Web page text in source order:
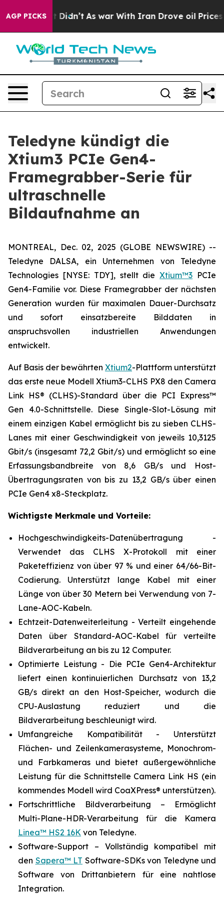
AGP PICKS
Well, it Didn’t As war With Iran Drove oil Prices
Teledyne kündigt die
Xtium3 PCIe Gen4-
Framegrabber-Serie für
ultraschnelle
Bildaufnahme an
MONTREAL, Dec. 02, 2025 (GLOBE NEWSWIRE) --
Teledyne DALSA, ein Unternehmen von Teledyne
Technologies [NYSE: TDY], stellt dieXtium™3 PCIe
Gen4-Familie vor. Diese Framegrabber der nächsten
Generation wurden für maximalen Dauer-Durchsatz
und sofort einsatzbereite Bilddaten in
anspruchsvollen industriellen Anwendungen
entwickelt.
Auf Basis der bewährten Xtium2-Plattform unterstützt
das erste neue Modell Xtium3-CLHS PX8 den Camera
Link HS® (CLHS)-Standard über die PCI Express™
Gen 4.0-Schnittstelle. Diese Single-Slot-Lösung mit
einem einzigen Kabel ermöglicht bis zu sieben CLHS-
Lanes mit einer Geschwindigkeit von jeweils 10,3125
Gbit/s (insgesamt 72,2 Gbit/s) und ermöglicht so eine
Erfassungsbandbreite von 8,6 GB/s und Host-
Übertragungsraten von bis zu 13,2 GB/s über einen
PCIe Gen4 x8-Steckplatz.
Wichtigste Merkmale und Vorteile:
Hochgeschwindigkeits-Datenübertragung -
Verwendet das CLHS X-Protokoll mit einer
Paketeffizienz von über 97 % und einer 64/66-Bit-
Codierung. Unterstützt lange Kabel mit einer
Länge von über 30 Metern bei Verwendung von 7-
Lane-AOC-Kabeln.
Echtzeit-Datenweiterleitung - Verteilt eingehende
Daten über Standard-AOC-Kabel für verteilte
Bildverarbeitung an bis zu 12 Computer.
Optimierte Leistung - Die PCIe Gen4-Architektur
liefert einen kontinuierlichen Durchsatz von 13,2
GB/s direkt an den Host-Speicher, wodurch die
CPU-Auslastung reduziert und die
Bildverarbeitung beschleunigt wird.
Umfangreiche Kompatibilität - Unterstützt
Flächen- und Zeilenkamerasysteme, Monochrom-
und Farbkameras und bietet außergewöhnliche
Leistung für die Schnittstelle Camera Link HS (ein
kommendes Modell wird CoaXPress® unterstützen).
Fortschrittliche Bildverarbeitung – Ermöglicht
Multi-Plane-HDR-Verarbeitung für die Kamera
Linea™ HS2 16K von Teledyne.
Software-Support – Vollständig kompatibel mit
den Sapera™ LT Software-SDKs von Teledyne und
Software von Drittanbietern für eine nahtlose
Integration.